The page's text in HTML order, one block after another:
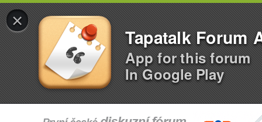
×
Tapatalk Forum
App for this forum
In Google Play